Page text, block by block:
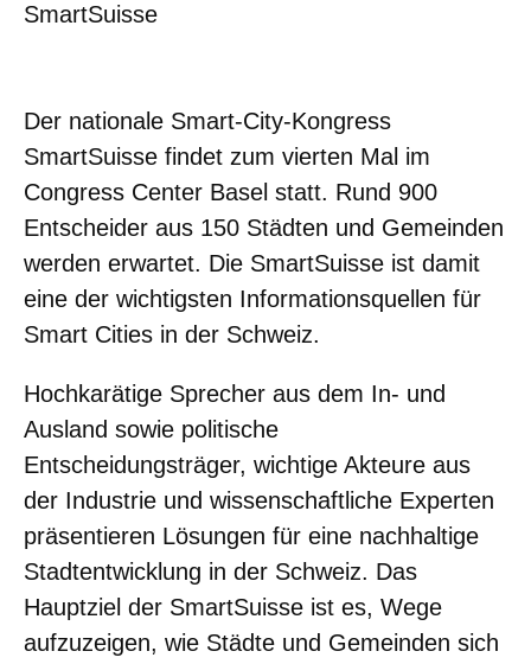
SmartSuisse
Der nationale Smart-City-Kongress
SmartSuisse findet zum vierten Mal im
Congress Center Basel statt. Rund 900
Entscheider aus 150 Städten und Gemeinden
werden erwartet. Die SmartSuisse ist damit
eine der wichtigsten Informationsquellen für
Smart Cities in der Schweiz.
Hochkarätige Sprecher aus dem In- und
Ausland sowie politische
Entscheidungsträger, wichtige Akteure aus
der Industrie und wissenschaftliche Experten
präsentieren Lösungen für eine nachhaltige
Stadtentwicklung in der Schweiz. Das
Hauptziel der SmartSuisse ist es, Wege
aufzuzeigen, wie Städte und Gemeinden sich